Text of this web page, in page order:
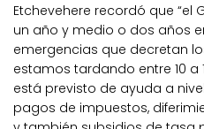
Etchevehere recordó que
un año y medio o dos años
emergencias que decretan
estamos tardando entre 10 a
está previsto de ayuda a
pagos de impuestos,